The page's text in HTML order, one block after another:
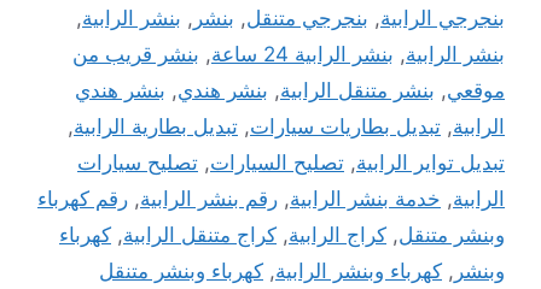
بنجرجي الرابية, بنجرجي متنقل, بنشر , بنشر الرابية,
بنشر الرابية, بنشر الرابية 24 ساعة , بنشر قريب من
موقعي, بنشر متنقل الرابية, بنشر هندي, بنشر هندي
الرابية, تبديل بطاريات سيارات, تبديل بطارية الرابية,
تبديل تواير الرابية, تصليح السيارات, تصليح سيارات
الرابية, خدمة بنشر الرابية, رقم بنشر الرابية, رقم كهرباء
وبنشر متنقل, كراج الرابية, كراج متنقل الرابية, كهرباء
وبنشر , كهرباء وبنشر الرابية, كهرباء وبنشر متنقل